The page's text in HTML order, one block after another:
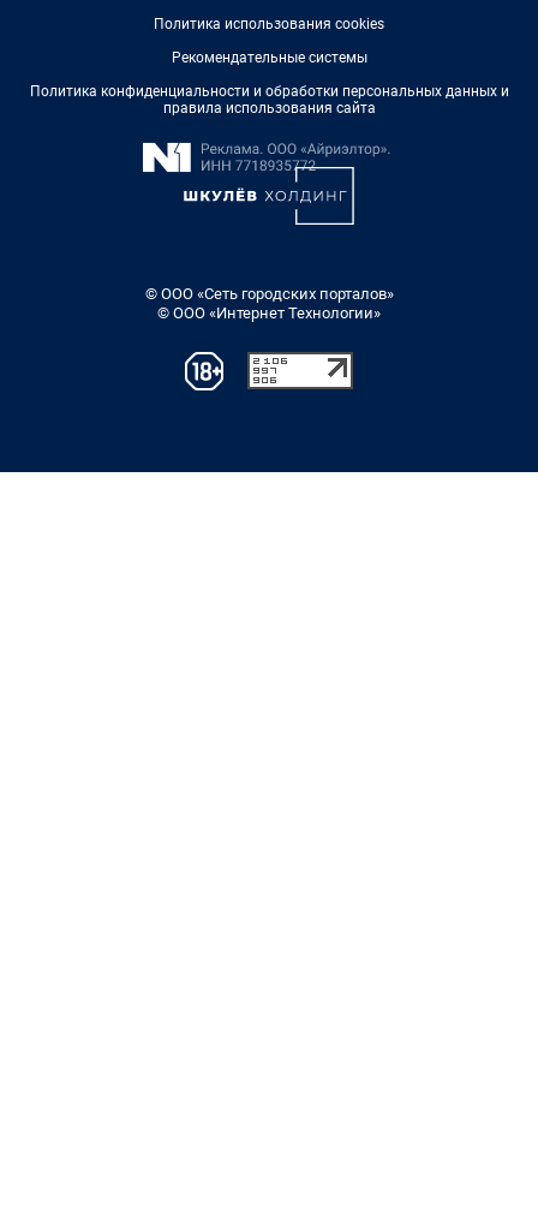
Политика использования cookies
Рекомендательные системы
Политика конфиденциальности и обработки персональных данных и
правила использования сайта
© ООО «Сеть городских порталов»
© ООО «Интернет Технологии»